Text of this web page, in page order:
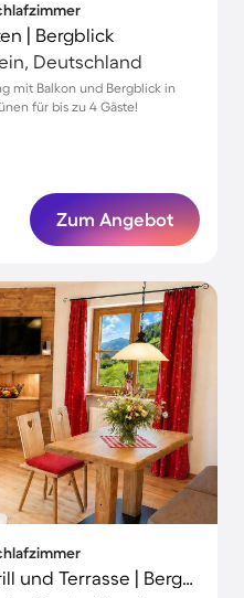
| Bergblick
Deutschland
mit Balkon und Bergblick in
für bis zu 4 Gäste!
Zum Angebot
Wohnung mit Garten, Grill und Terrasse | Bergblick